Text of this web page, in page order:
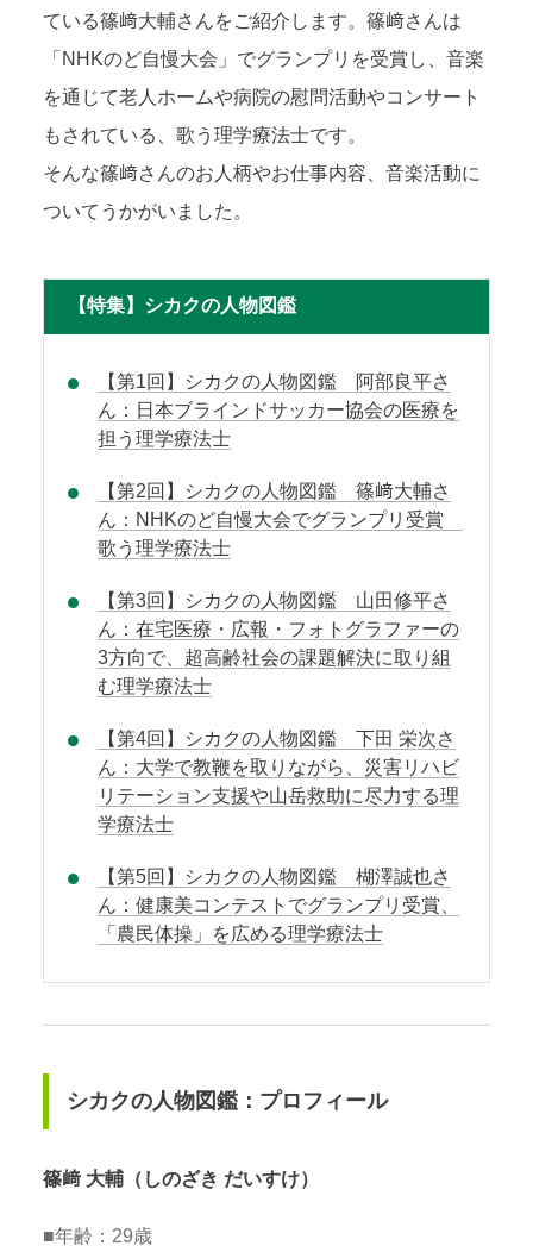
ている篠﨑大輔さんをご紹介します。篠﨑さんは
「NHKのど自慢大会」でグランプリを受賞し、音楽
を通じて老人ホームや病院の慰問活動やコンサート
もされている、歌う理学療法士です。
そんな篠﨑さんのお人柄やお仕事内容、音楽活動に
ついてうかがいました。
【特集】シカクの人物図鑑
【第1回】シカクの人物図鑑 阿部良平さ
ん：日本ブラインドサッカー協会の医療を
担う理学療法士
【第2回】シカクの人物図鑑 篠﨑大輔さ
ん：NHKのど自慢大会でグランプリ受賞
歌う理学療法士
【第3回】シカクの人物図鑑 山田修平さ
ん：在宅医療・広報・フォトグラファーの
3方向で、超高齢社会の課題解決に取り組
む理学療法士
【第4回】シカクの人物図鑑 下田 栄次さ
ん：大学で教鞭を取りながら、災害リハビ
リテーション支援や山岳救助に尽力する理
学療法士
【第5回】シカクの人物図鑑 楜澤誠也さ
ん：健康美コンテストでグランプリ受賞、
「農民体操」を広める理学療法士
シカクの人物図鑑：プロフィール
篠﨑 大輔（ しのざき だいすけ）
■年齢：29歳